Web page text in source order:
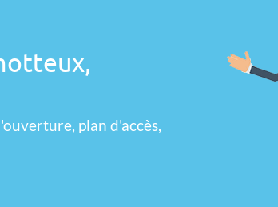
plan d'accès,